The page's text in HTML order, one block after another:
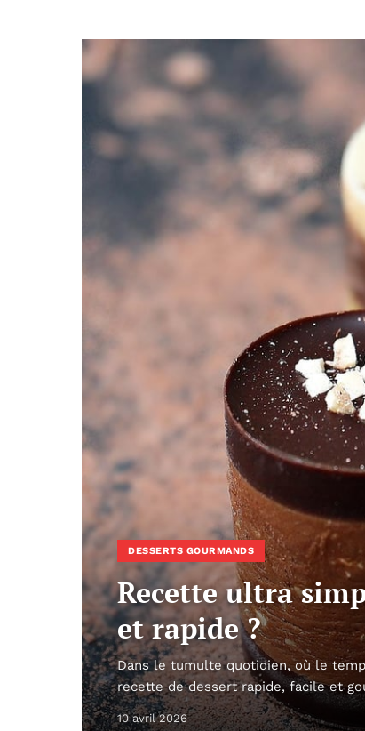
DESSERTS GOURMANDS
Recette ultra
et rapide ?
Dans le tumulte quotidien, où le
recette de dessert rapide, facile et
10 avril 2026